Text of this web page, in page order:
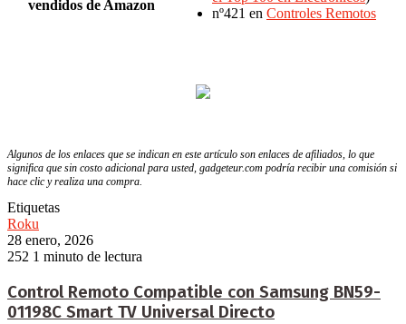
vendidos de Amazon
nº421 en Controles Remotos
Algunos de los enlaces que se indican en este artículo son enlaces de afiliados, lo que
significa que sin costo adicional para usted, gadgeteur.com podría recibir una comisión si
hace clic y realiza una compra.
Etiquetas
Roku
28 enero, 2026
252 1 minuto de lectura
Control Remoto Compatible con Samsung BN59-
01198C Smart TV Universal Directo